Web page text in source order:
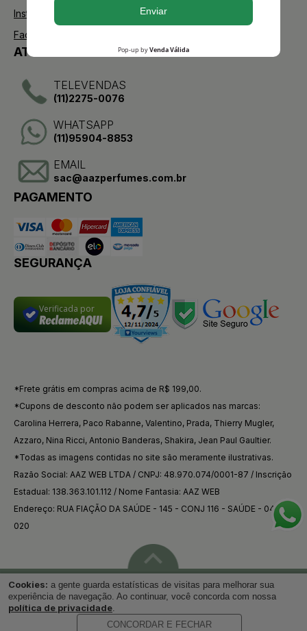
Instagram
Facebook
ATENDIMENTO
TELEVENDAS
(11)2275-0076
WHATSAPP
(11)95904-8853
EMAIL
sac@aazperfumes.com.br
PAGAMENTO
SEGURANÇA
Verificada por
*Frete grátis em compras acima de R$ 199,00.
*Cupons de desconto não podem ser aplicados nas marcas:
Carolina Herrera, Paco Rabanne, Valentino, Prada, Thierry Mugler,
Azzaro, Nina Ricci, Antonio Banderas, Shakira, Jean Paul Gaultier.
*Todas as imagens contidas no site são meramente ilustrativas.
Razão Social: AAZ WEB LTDA / CNPJ: 48.970.074/0001-87 / Inscrição
Estadual: 138.363.101.112 / Nome Fantasia: AAZ WEB
Endereço: RUA FIAÇÃO DA SAÚDE - 145 - CONJ 116 - SAÚDE - 04144-
020
Voltar ao topo
Cookies: a gente guarda estatísticas de visitas para melhorar sua
experiência de navegação. Ao continuar, você concorda com nossa
política de privacidade.
CONCORDAR E FECHAR